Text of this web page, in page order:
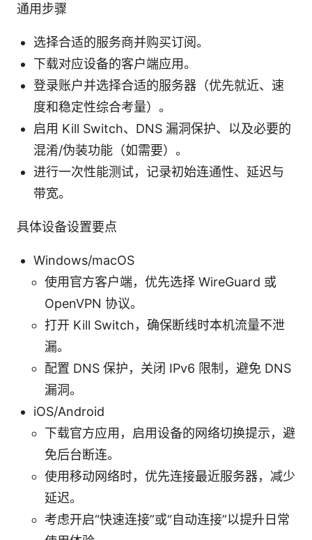
通用步骤
选择合适的服务商并购买订阅。
下载对应设备的客户端应用。
登录账户并选择合适的服务器（优先就近、速
度和稳定性综合考量）。
启用 Kill Switch、DNS 漏洞保护、以及必要的
混淆/伪装功能（如需要）。
进行一次性能测试，记录初始连通性、延迟与
带宽。
具体设备设置要点
Windows/macOS
使用官方客户端，优先选择 WireGuard 或
OpenVPN 协议。
打开 Kill Switch，确保断线时本机流量不泄
漏。
配置 DNS 保护，关闭 IPv6 限制，避免 DNS
漏洞。
iOS/Android
下载官方应用，启用设备的网络切换提示，避
免后台断连。
使用移动网络时，优先连接最近服务器，减少
延迟。
考虑开启“快速连接”或“自动连接”以提升日常